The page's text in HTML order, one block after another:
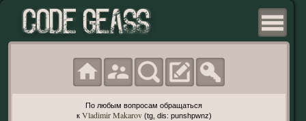
По любым вопросам обращаться
к Vladimir Makarov(tg, dis: punshpwnz)